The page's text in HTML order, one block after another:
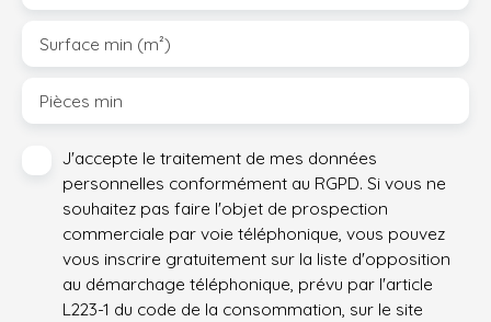
Surface min (m²)
Pièces min
J'accepte le traitement de mes données
personnelles conformément au RGPD. Si vous ne
souhaitez pas faire l'objet de prospection
commerciale par voie téléphonique, vous pouvez
vous inscrire gratuitement sur la liste d'opposition
au démarchage téléphonique, prévu par l'article
L223-1 du code de la consommation, sur le site